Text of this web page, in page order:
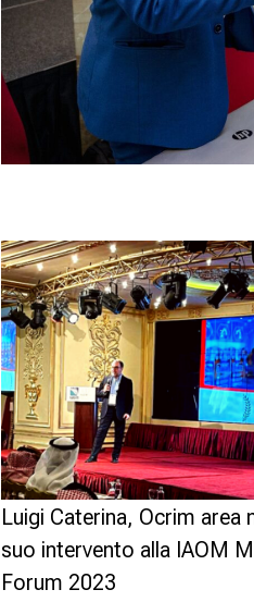
Luigi Caterina, Ocrim area
suo intervento alla IAOM
Forum 2023